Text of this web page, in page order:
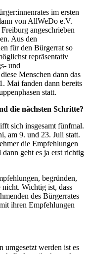
im ersten
von AllWeDo e.V.
angeschrieben
Aus den
für den Bürgerrat so
repräsentativ
und
Menschen dann das
Mai fanden dann bereits
statt.
die nächsten Schritte?
sich insgesamt fünfmal.
am 9. und 23. Juli statt.
die Empfehlungen
geht es ja erst richtig
begründen,
nicht. Wichtig ist, dass
des Bürgerrates
ihren Empfehlungen
umgesetzt werden ist es